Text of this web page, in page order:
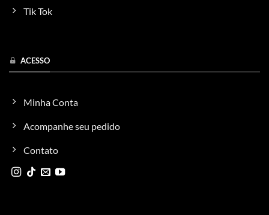
Tik Tok
ACESSO
Minha Conta
Acompanhe seu pedido
Contato